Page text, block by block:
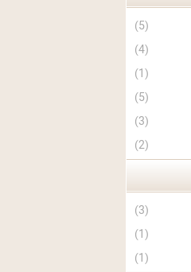
(
5
)
(
4
)
(
1
)
(
5
)
(
3
)
(
2
)
(
3
)
(
1
)
(
1
)